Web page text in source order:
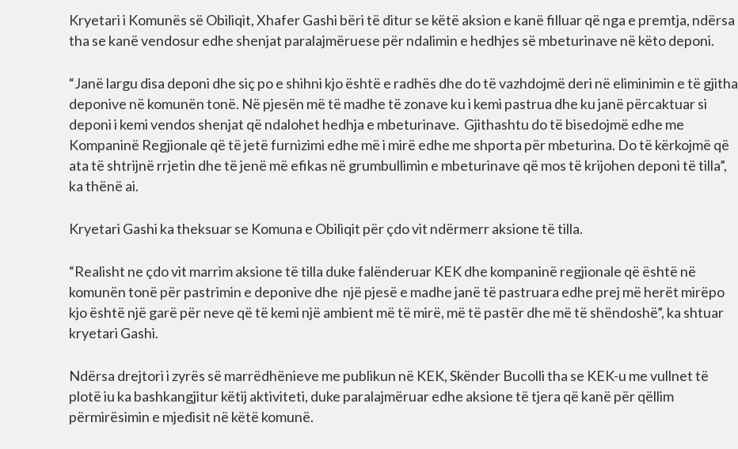
Kryetari i Komunës së Obiliqit, Xhafer Gashi bëri të ditur se këtë aksion e kanë filluar që nga e premtja, ndërsa
tha se kanë vendosur edhe shenjat paralajmëruese për ndalimin e hedhjes së mbeturinave në këto deponi.
“Janë largu disa deponi dhe siç po e shihni kjo është e radhës dhe do të vazhdojmë deri në eliminimin e të gjitha
deponive në komunën tonë. Në pjesën më të madhe të zonave ku i kemi pastrua dhe ku janë përcaktuar si
deponi i kemi vendos shenjat që ndalohet hedhja e mbeturinave. Gjithashtu do të bisedojmë edhe me
Kompaninë Regjionale që të jetë furnizimi edhe më i mirë edhe me shporta për mbeturina. Do të kërkojmë që
ata të shtrijnë rrjetin dhe të jenë më efikas në grumbullimin e mbeturinave që mos të krijohen deponi të tilla”,
ka thënë ai.
Kryetari Gashi ka theksuar se Komuna e Obiliqit për çdo vit ndërmerr aksione të tilla.
“Realisht ne çdo vit marrim aksione të tilla duke falënderuar KEK dhe kompaninë regjionale që është në
komunën tonë për pastrimin e deponive dhe një pjesë e madhe janë të pastruara edhe prej më herët mirëpo
kjo është një garë për neve që të kemi një ambient më të mirë, më të pastër dhe më të shëndoshë”, ka shtuar
kryetari Gashi.
Ndërsa drejtori i zyrës së marrëdhënieve me publikun në KEK, Skënder Bucolli tha se KEK-u me vullnet të
plotë iu ka bashkangjitur këtij aktiviteti, duke paralajmëruar edhe aksione të tjera që kanë për qëllim
përmirësimin e mjedisit në këtë komunë.